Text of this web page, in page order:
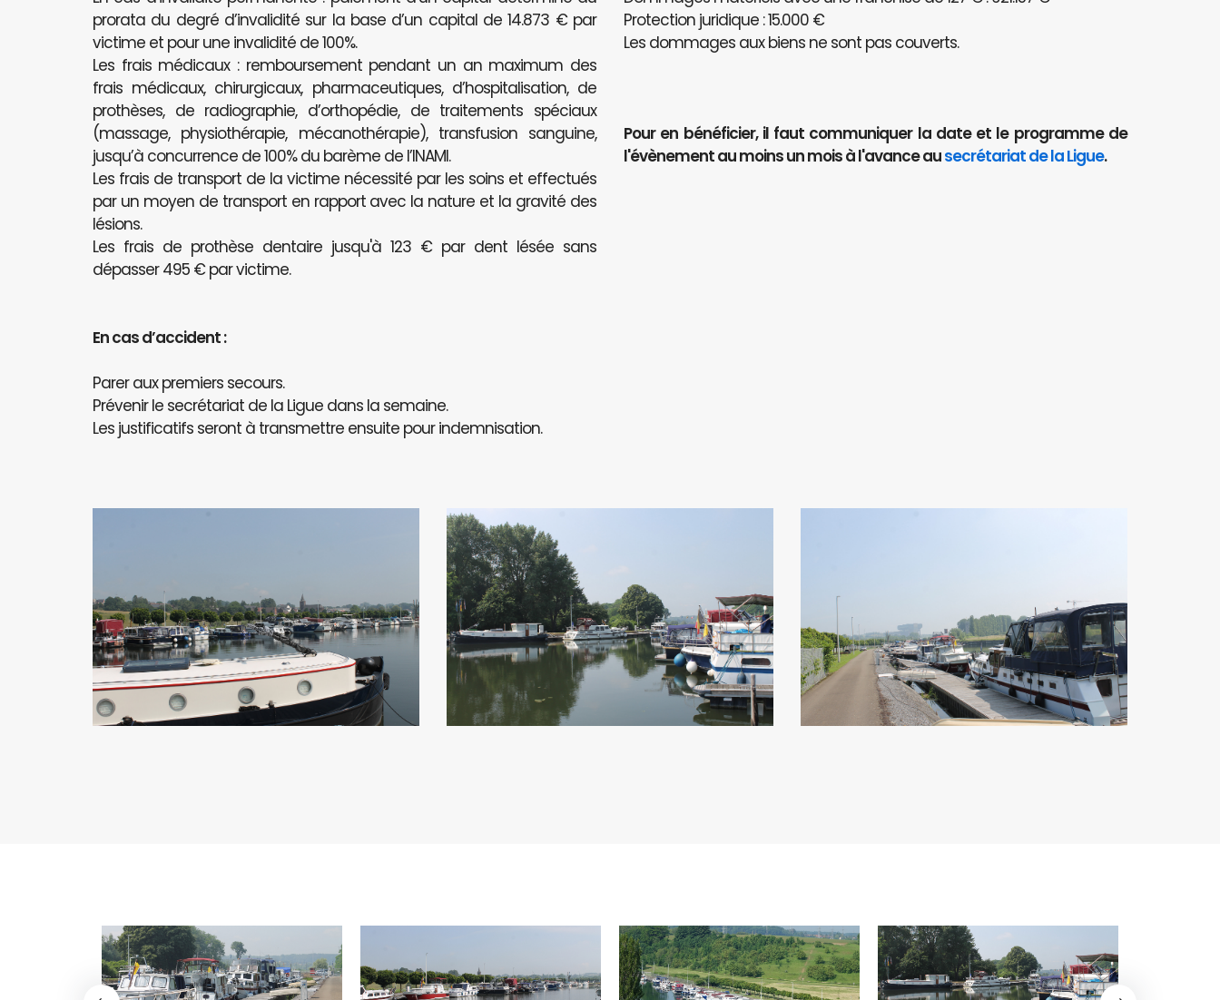
prorata du degré d’invalidité sur la base d’un capital de 14.873 € par
victime et pour une invalidité de 100%.
Les frais médicaux : remboursement pendant un an maximum des
frais médicaux, chirurgicaux, pharmaceutiques, d’hospitalisation, de
prothèses, de radiographie, d’orthopédie, de traitements spéciaux
(massage, physiothérapie, mécanothérapie), transfusion sanguine,
jusqu’à concurrence de 100% du barème de l’INAMI.
Les frais de transport de la victime nécessité par les soins et effectués
par un moyen de transport en rapport avec la nature et la gravité des
lésions.
Les frais de prothèse dentaire jusqu'à 123 € par dent lésée sans
dépasser 495 € par victime.
En cas d’accident :
Parer aux premiers secours.
Prévenir le secrétariat de la Ligue dans la semaine.
Les justificatifs seront à transmettre ensuite pour indemnisation.
Protection juridique : 15.000 €
Les dommages aux biens ne sont pas couverts.
Pour en bénéficier, il faut communiquer la date et le programme de
l'évènement au moins un mois à l'avance ausecrétariat de la Ligue.